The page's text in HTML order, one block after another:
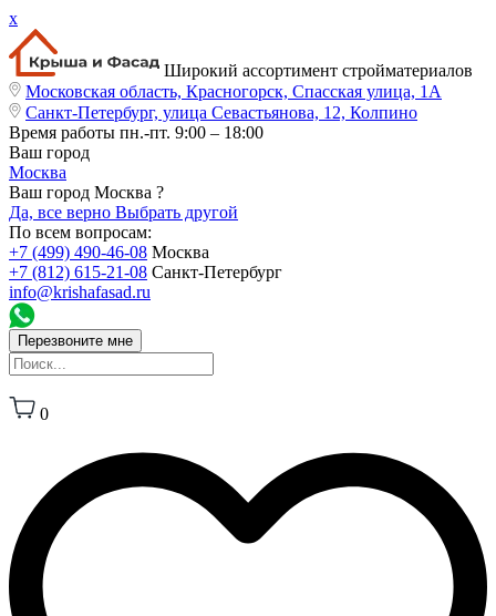
x
Широкий ассортимент стройматериалов
Московская область, Красногорск, Спасская улица, 1А
Санкт-Петербург, улица Севастьянова, 12, Колпино
Время работы пн.-пт. 9:00 – 18:00
Ваш город
Москва
Ваш город Москва ?
Да, все верно Выбрать другой
По всем вопросам:
+7 (499) 490-46-08 Москва
+7 (812) 615-21-08 Санкт-Петербург
info@krishafasad.ru
Перезвоните мне
0